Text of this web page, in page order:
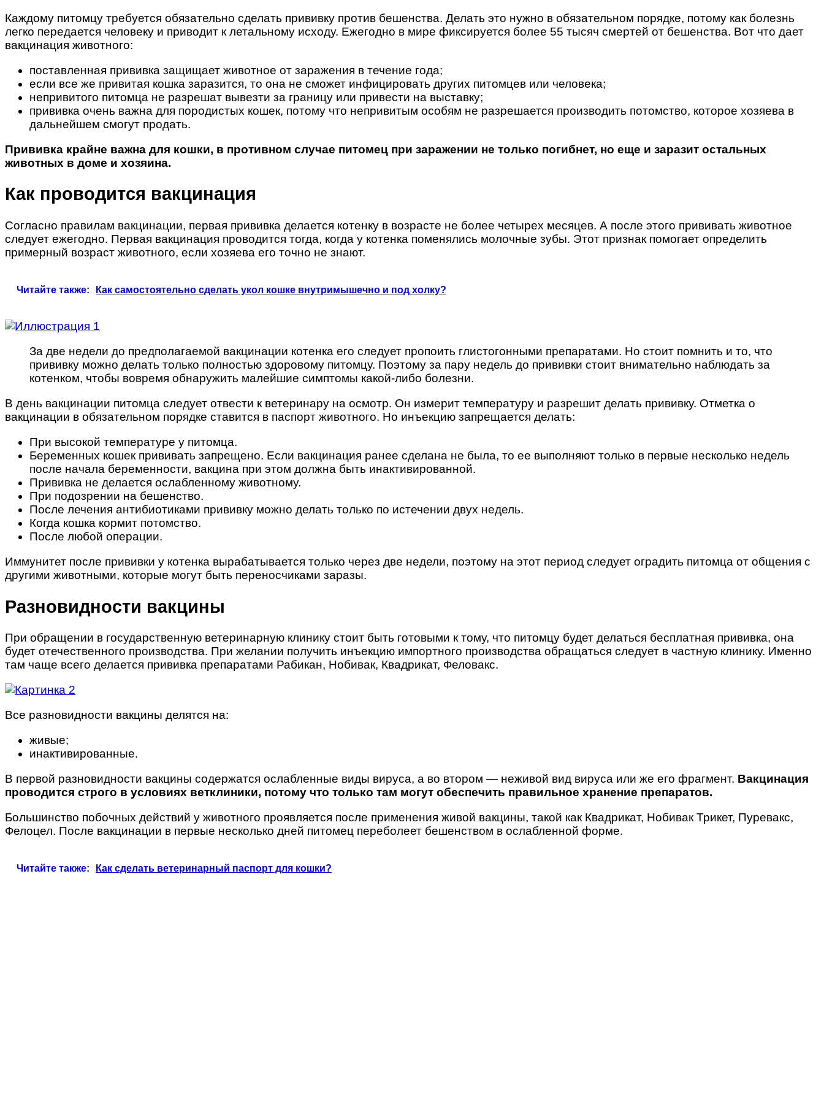
Каждому питомцу требуется обязательно сделать прививку против бешенства. Делать это нужно в обязательном порядке, потому как болезнь
легко передается человеку и приводит к летальному исходу. Ежегодно в мире фиксируется более 55 тысяч смертей от бешенства. Вот что дает
вакцинация животного:
поставленная прививка защищает животное от заражения в течение года;
если все же привитая кошка заразится, то она не сможет инфицировать других питомцев или человека;
непривитого питомца не разрешат вывезти за границу или привести на выставку;
прививка очень важна для породистых кошек, потому что непривитым особям не разрешается производить потомство, которое хозяева в
дальнейшем смогут продать.
Прививка крайне важна для кошки, в противном случае питомец при заражении не только погибнет, но еще и заразит остальных
животных в доме и хозяина.
Как проводится вакцинация
Согласно правилам вакцинации, первая прививка делается котенку в возрасте не более четырех месяцев. А после этого прививать животное
следует ежегодно. Первая вакцинация проводится тогда, когда у котенка поменялись молочные зубы. Этот признак помогает определить
примерный возраст животного, если хозяева его точно не знают.
Читайте также: Как самостоятельно сделать укол кошке внутримышечно и под холку?
За две недели до предполагаемой вакцинации котенка его следует пропоить глистогонными препаратами. Но стоит помнить и то, что
прививку можно делать только полностью здоровому питомцу. Поэтому за пару недель до прививки стоит внимательно наблюдать за
котенком, чтобы вовремя обнаружить малейшие симптомы какой-либо болезни.
В день вакцинации питомца следует отвести к ветеринару на осмотр. Он измерит температуру и разрешит делать прививку. Отметка о
вакцинации в обязательном порядке ставится в паспорт животного. Но инъекцию запрещается делать:
При высокой температуре у питомца.
Беременных кошек прививать запрещено. Если вакцинация ранее сделана не была, то ее выполняют только в первые несколько недель
после начала беременности, вакцина при этом должна быть инактивированной.
Прививка не делается ослабленному животному.
При подозрении на бешенство.
После лечения антибиотиками прививку можно делать только по истечении двух недель.
Когда кошка кормит потомство.
После любой операции.
Иммунитет после прививки у котенка вырабатывается только через две недели, поэтому на этот период следует оградить питомца от общения с
другими животными, которые могут быть переносчиками заразы.
Разновидности вакцины
При обращении в государственную ветеринарную клинику стоит быть готовыми к тому, что питомцу будет делаться бесплатная прививка, она
будет отечественного производства. При желании получить инъекцию импортного производства обращаться следует в частную клинику. Именно
там чаще всего делается прививка препаратами Рабикан, Нобивак, Квадрикат, Феловакс.
Все разновидности вакцины делятся на:
живые;
инактивированные.
В первой разновидности вакцины содержатся ослабленные виды вируса, а во втором — неживой вид вируса или же его фрагмент. Вакцинация
проводится строго в условиях ветклиники, потому что только там могут обеспечить правильное хранение препаратов.
Большинство побочных действий у животного проявляется после применения живой вакцины, такой как Квадрикат, Нобивак Трикет, Пуревакс,
Фелоцел. После вакцинации в первые несколько дней питомец переболеет бешенством в ослабленной форме.
Читайте также: Как сделать ветеринарный паспорт для кошки?